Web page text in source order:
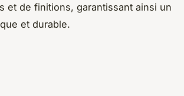
et de finitions, garantissant ainsi un
et durable.